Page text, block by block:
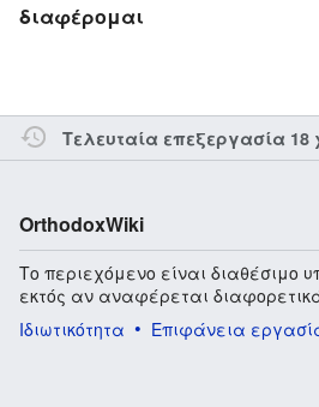
διαφέρομαι
Τελευταία επεξεργασία 18
OrthodoxWiki
Το περιεχόμενο είναι διαθέσιμο
εκτός αν αναφέρεται
Ιδιωτικότητα
Επιφάνεια